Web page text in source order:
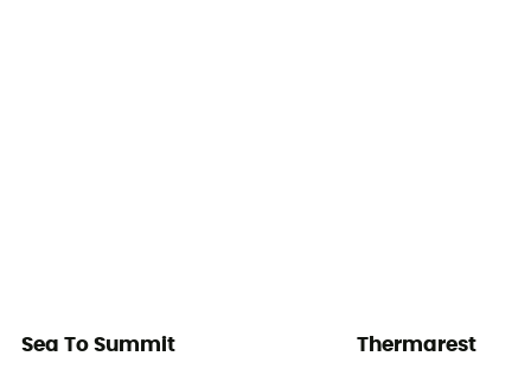
Sea To Summit Thermarest